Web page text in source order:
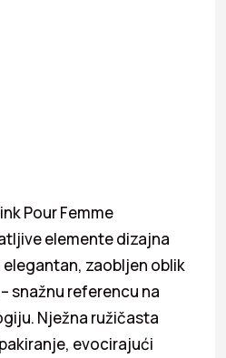
Pour Femme
elemente dizajna
elegantan, zaobljen oblik
snažnu referencu na
Nježna ružičasta
evocirajući